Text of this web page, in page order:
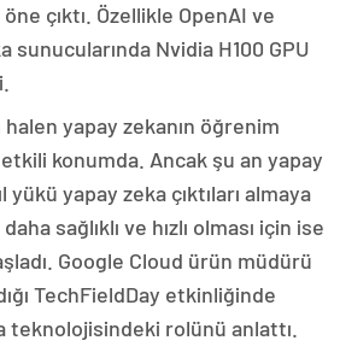
çıktı. Özellikle OpenAI ve
sunucularında Nvidia H100 GPU
yapay zekanın öğrenim
konumda. Ancak şu an yapay
yapay zeka çıktıları almaya
sağlıklı ve hızlı olması için ise
Google Cloud ürün müdürü
TechFieldDay etkinliğinde
teknolojisindeki rolünü anlattı.